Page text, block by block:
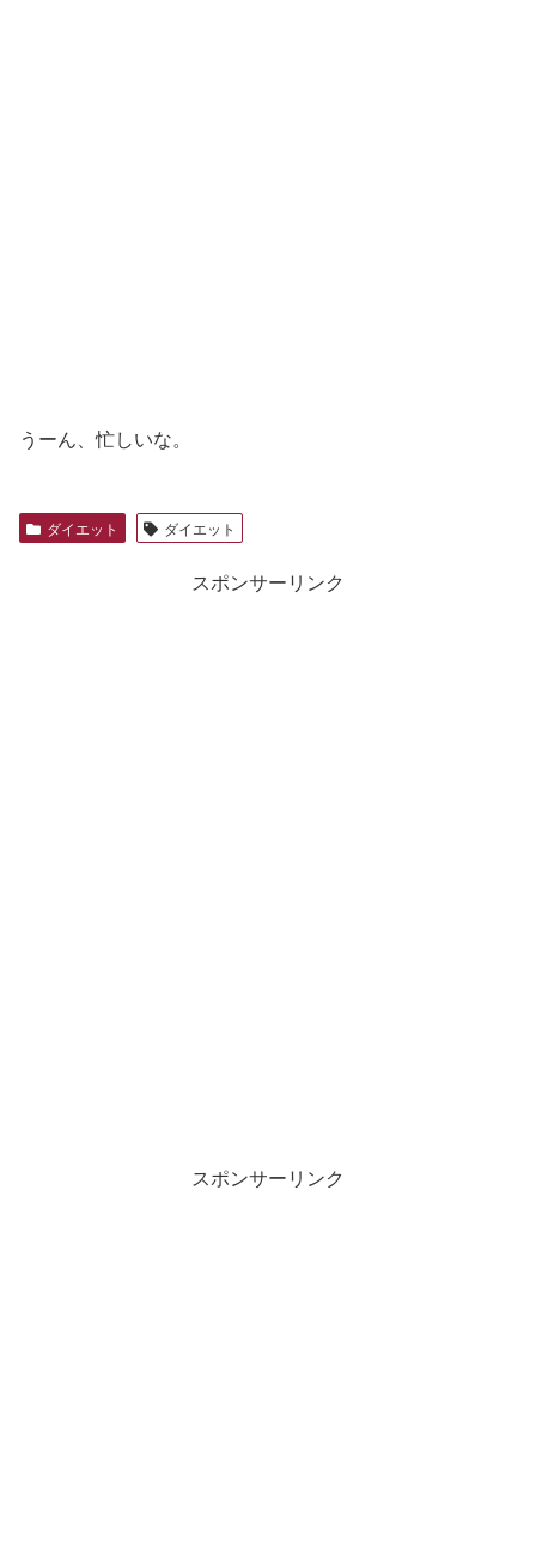
うーん、忙しいな。
ダイエット ダイエット
スポンサーリンク
スポンサーリンク